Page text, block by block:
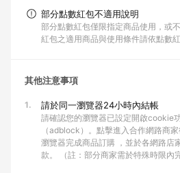
部分點數紅包不適用說明
部分點數紅包僅限指定商品使用，或
紅包之適用商品與使用條件請依點數
其他注意事項
1. 請於同一瀏覽器24小時內結帳
請確認您的瀏覽器已設定開啟cookie
（adblock）。點擊進入合作網路商
瀏覽器完成商品訂購 ，並於各網路店
款。 （註：部分商家需於特殊時限內